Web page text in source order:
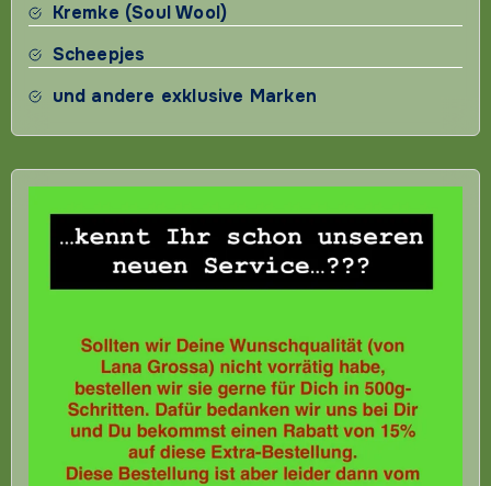
Kremke (Soul Wool)
Scheepjes
und andere exklusive Marken